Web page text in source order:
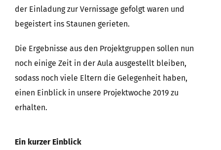
der Einladung zur Vernissage gefolgt waren und
begeistert ins Staunen gerieten.
Die Ergebnisse aus den Projektgruppen sollen nun
noch einige Zeit in der Aula ausgestellt bleiben,
sodass noch viele Eltern die Gelegenheit haben,
einen Einblick in unsere Projektwoche 2019 zu
erhalten.
Ein kurzer Einblick